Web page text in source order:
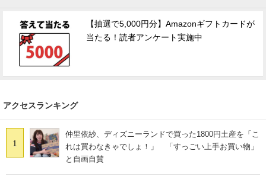
【抽選で5,000円分】Amazonギフトカードが
当たる！読者アンケート実施中
アクセスランキング
1
仲里依紗、ディズニーランドで買った1800円土産を「こ
れは買わなきゃでしょ！」 「すっごい上手お買い物」
と自画自賛